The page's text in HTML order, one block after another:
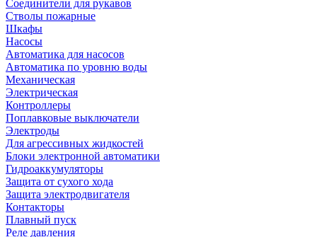
Соединители для рукавов
Стволы пожарные
Шкафы
Насосы
Автоматика для насосов
Автоматика по уровню воды
Механическая
Электрическая
Контроллеры
Поплавковые выключатели
Электроды
Для агрессивных жидкостей
Блоки электронной автоматики
Гидроаккумуляторы
Защита от сухого хода
Защита электродвигателя
Контакторы
Плавный пуск
Реле давления